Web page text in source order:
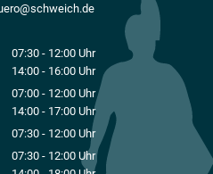
07:30 - 12:00 Uhr
Von 07:30 bis 12:00 Uhr
14:00 - 16:00 Uhr
Von 14:00 bis 16:00 Uhr
07:00 - 12:00 Uhr
Von 07:00 bis 12:00 Uhr
14:00 - 17:00 Uhr
Von 14:00 bis 17:00 Uhr
07:30 - 12:00 Uhr
Von 07:30 bis 12:00 Uhr
07:30 - 12:00 Uhr